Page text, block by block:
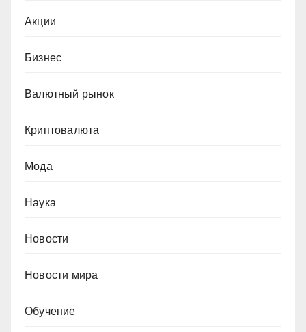
Акции
Бизнес
Валютный рынок
Криптовалюта
Мода
Наука
Новости
Новости мира
Обучение